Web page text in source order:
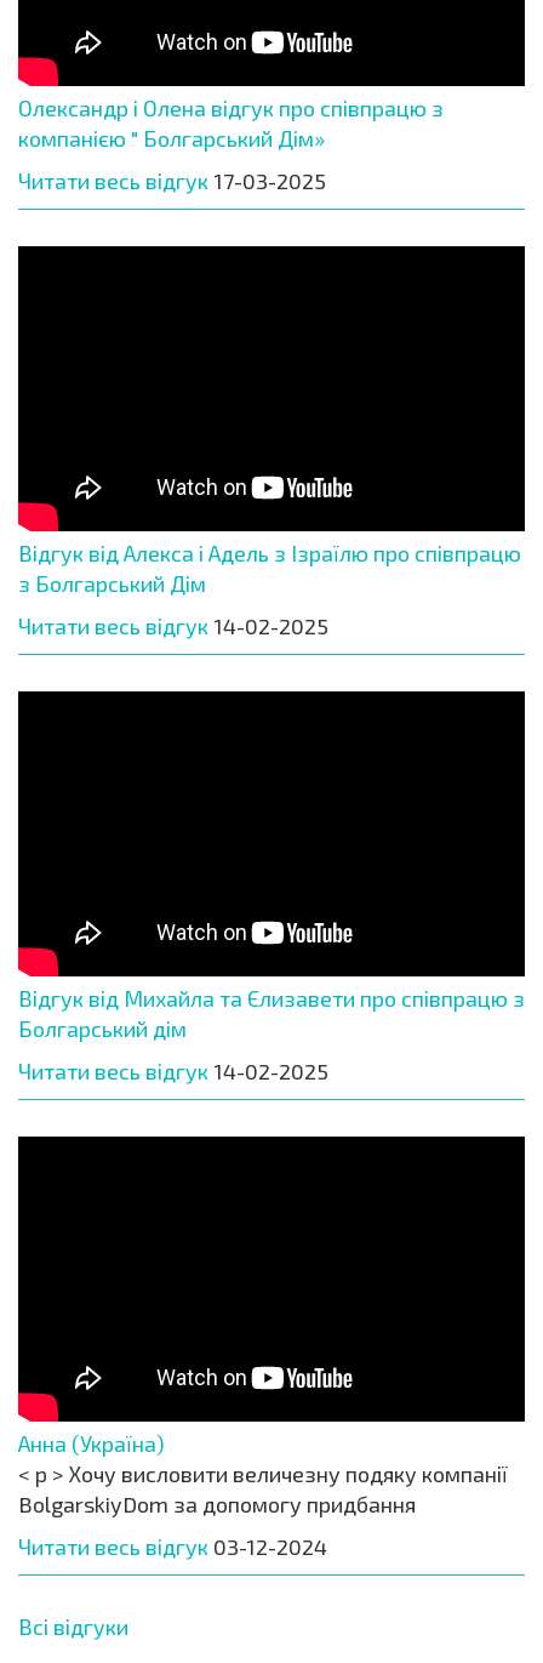
Олександр і Олена відгук про співпрацю з
компанією " Болгарський Дім»
Читати весь відгук 17-03-2025
Відгук від Алекса і Адель з Ізраїлю про співпрацю
з Болгарський Дім
Читати весь відгук 14-02-2025
Відгук від Михайла та Єлизавети про співпрацю з
Болгарський дім
Читати весь відгук 14-02-2025
Анна (Україна)
< p > Хочу висловити величезну подяку компанії
BolgarskiyDom за допомогу придбання
Читати весь відгук 03-12-2024
Всі відгуки